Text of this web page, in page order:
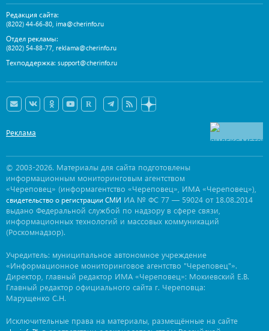
Редакция сайта:
(8202) 44-66-80, ima@cherinfo.ru
Отдел рекламы:
(8202) 54-88-77, reklama@cherinfo.ru
Техподдержка: support@cherinfo.ru
Реклама
© 2003-2026. Материалы для сайта подготовлены
информационным мониторинговым агентством
«Череповец» (информагентство «Череповец», ИМА «Череповец»),
свидетельство о регистрации СМИ ИА № ФС 77 — 59024 от 18.08.2014
выдано Федеральной службой по надзору в сфере связи,
информационных технологий и массовых коммуникаций
(Роскомнадзор).
Учредитель: муниципальное автономное учреждение
«Информационное мониторинговое агентство "Череповец"».
Директор, главный редактор ИМА «Череповец»: Мокиевский Е.В.
Главный редактор официального сайта г. Череповца:
Марущенко С.Н.
Исключительные права на материалы, размещённые на сайте